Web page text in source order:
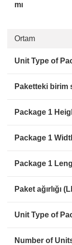
Ortam
mı
Unit Type of
Paketteki birim
Package 1
Package 1
Package 1
Paket ağırlığı
Unit Type of
Number of